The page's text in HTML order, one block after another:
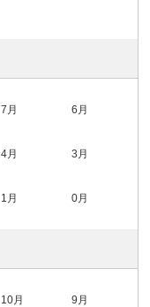
7月 6月
4月 3月
1月 0月
10月 9月